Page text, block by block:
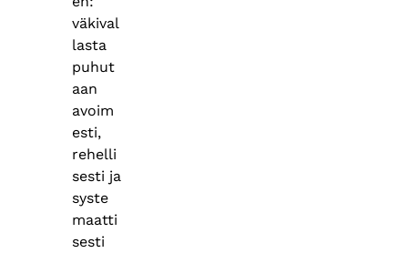
väkival
lasta
puhut
aan
avoim
esti,
rehelli
sesti ja
syste
maatti
sesti